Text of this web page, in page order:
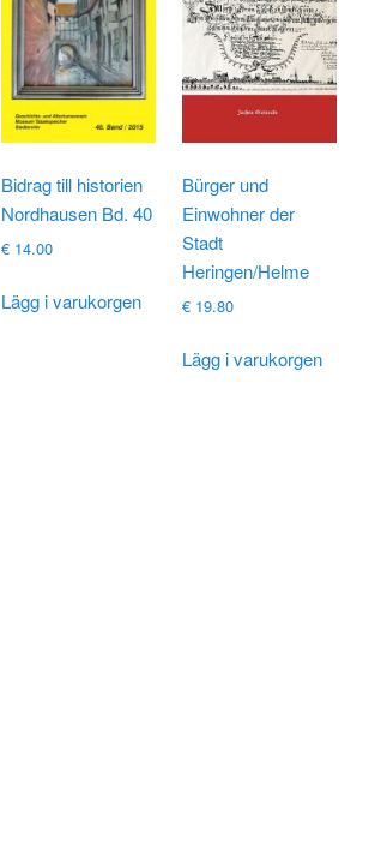
Bidrag till historien
Nordhausen Bd. 40
€14.00
Lägg i varukorgen
Bürger und
Einwohner der
Stadt
Heringen/Helme
€19.80
Lägg i varukorgen